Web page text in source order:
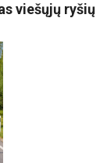
viešųjų ryšių